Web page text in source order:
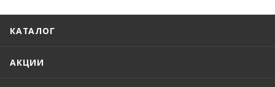
КАТАЛОГ
АКЦИИ